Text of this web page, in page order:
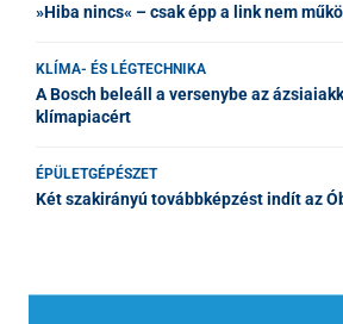
»Hiba nincs« – csak épp a link nem
KLÍMA- ÉS LÉGTECHNIKA
A Bosch beleáll a versenybe az
klímapiacért
ÉPÜLETGÉPÉSZET
Két szakirányú továbbképzést indít az